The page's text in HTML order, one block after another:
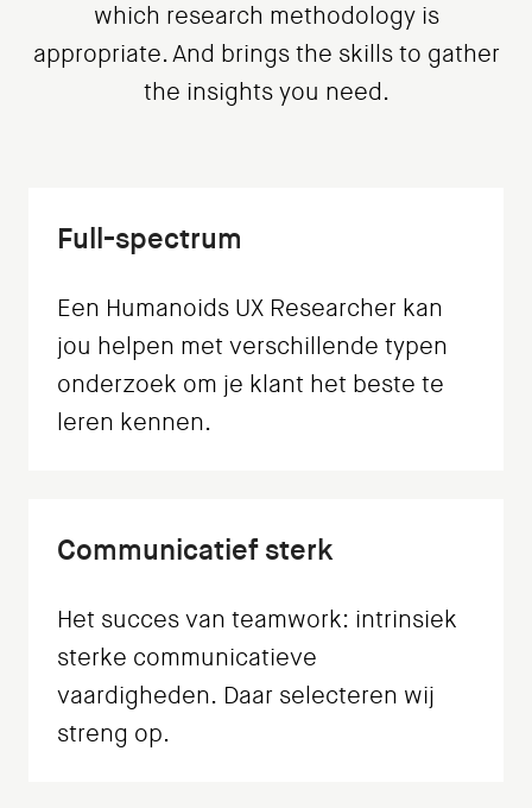
which research methodology is
appropriate. And brings the skills to gather
the insights you need.
Full-spectrum
Een Humanoids UX Researcher kan
jou helpen met verschillende typen
onderzoek om je klant het beste te
leren kennen.
Communicatief sterk
Het succes van teamwork: intrinsiek
sterke communicatieve
vaardigheden. Daar selecteren wij
streng op.